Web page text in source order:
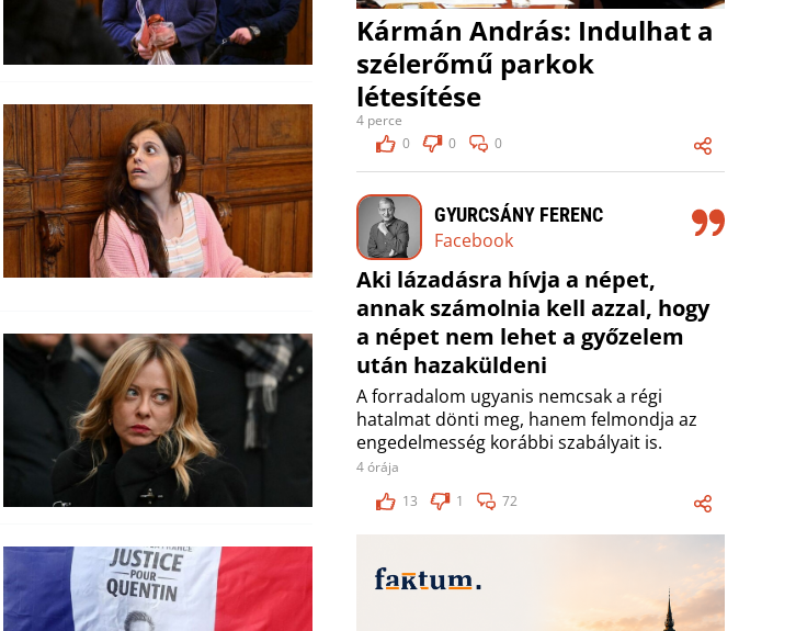
Kármán András: Indulhat a
szélerőmű parkok
létesítése
4 perce
0
0 0
GYURCSÁNY FERENC
Facebook
Aki lázadásra hívja a népet,
annak számolnia kell azzal, hogy
a népet nem lehet a győzelem
után hazaküldeni
A forradalom ugyanis nemcsak a régi
hatalmat dönti meg, hanem felmondja az
engedelmesség korábbi szabályait is.
4 órája
13
1 72